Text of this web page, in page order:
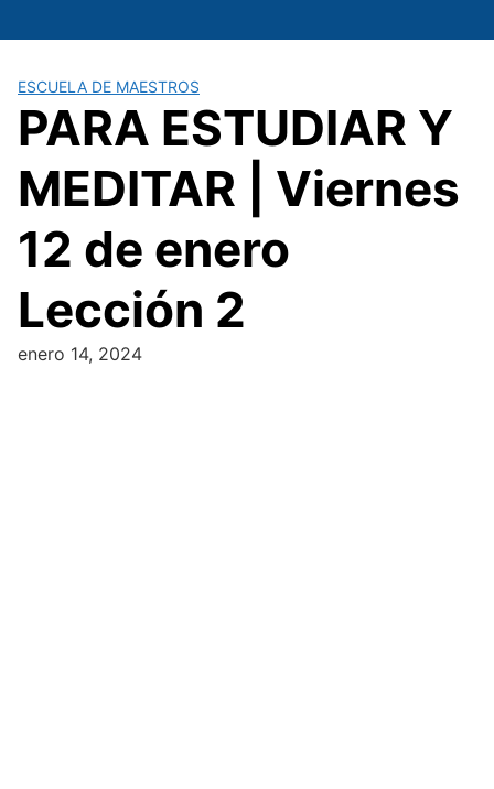
al
ESCUELA DE MAESTROS
PARA ESTUDIAR Y
MEDITAR | Viernes
12 de enero
Lección 2
enero 14, 2024